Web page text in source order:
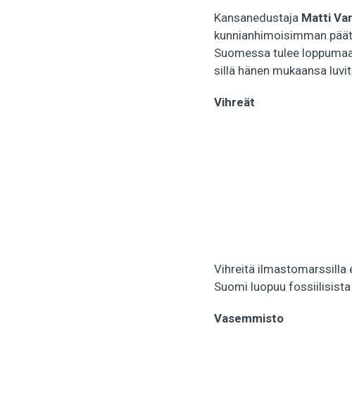
Kansanedustaja Matti
kunnianhimoisimman
Suomessa tulee
sillä hänen mukaansa
Vihreät
Vihreitä ilmastomarssilla
Suomi luopuu
Vasemmisto